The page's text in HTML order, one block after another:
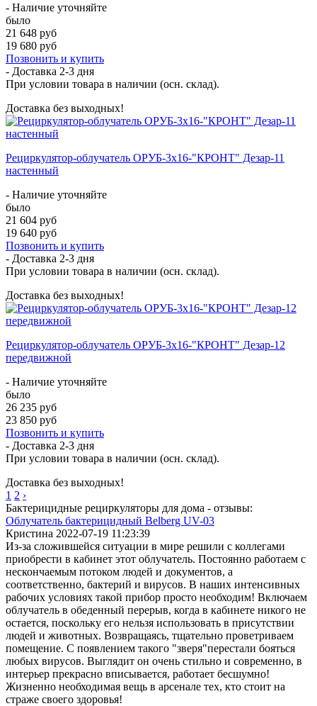
- Наличие уточняйте
было
21 648 руб
19 680 руб
Позвонить и купить
- Доставка 2-3 дня
При условии товара в наличии (осн. склад).
Доставка без выходных!
Рециркулятор-облучатель ОРУБ-3х16-"КРОНТ" Дезар-11
настенный
- Наличие уточняйте
было
21 604 руб
19 640 руб
Позвонить и купить
- Доставка 2-3 дня
При условии товара в наличии (осн. склад).
Доставка без выходных!
Рециркулятор-облучатель ОРУБ-3х16-"КРОНТ" Дезар-12
передвижной
- Наличие уточняйте
было
26 235 руб
23 850 руб
Позвонить и купить
- Доставка 2-3 дня
При условии товара в наличии (осн. склад).
Доставка без выходных!
1 2 ›
Бактерицидные рециркуляторы для дома - отзывы:
Облучатель бактерицидный Belberg UV-03
Кристина 2022-07-19 11:23:39
Из-за сложившейся ситуации в мире решили с коллегами
приобрести в кабинет этот облучатель. Постоянно работаем с
нескончаемым потоком людей и документов, а
соответственно, бактерий и вирусов. В наших интенсивных
рабочих условиях такой прибор просто необходим! Включаем
облучатель в обеденный перерыв, когда в кабинете никого не
остается, поскольку его нельзя использовать в присутствии
людей и животных. Возвращаясь, тщательно проветриваем
помещение. С появлением такого "зверя"перестали бояться
любых вирусов. Выглядит он очень стильно и современно, в
интерьер прекрасно вписывается, работает бесшумно!
Жизненно необходимая вещь в арсенале тех, кто стоит на
страже своего здоровья!